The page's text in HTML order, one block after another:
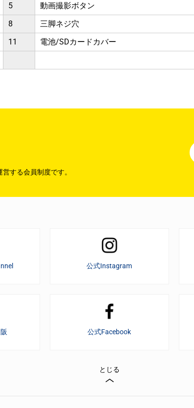
5
動画撮影ボタン
8
三脚ネジ穴
11
電池/SDカードカバー
する会員制度です。
公式Instagram
公式Facebook
とじる